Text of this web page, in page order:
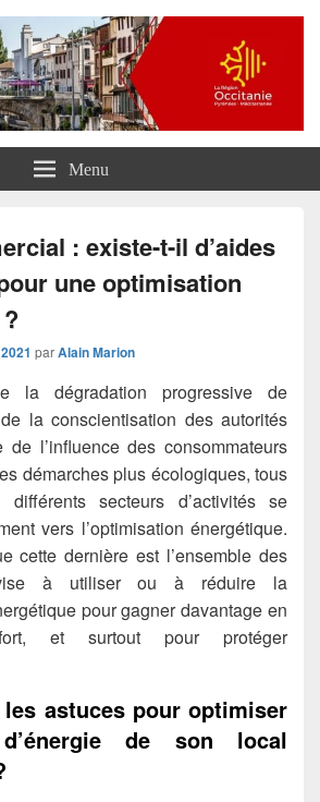
Menu
: existe-t-il d’aides
une optimisation
parAlain Marion
la dégradation progressive de
de la conscientisation des autorités
l’influence des consommateurs
démarches plus écologiques, tous
secteurs d’activités se
vers l’optimisation énergétique.
cette dernière est l’ensemble des
à utiliser ou à réduire la
pour gagner davantage en
et surtout pour protéger
astuces pour optimiser
d’énergie de son local